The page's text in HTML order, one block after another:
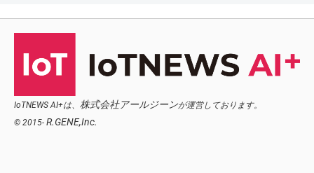
IoTNEWS AI+は、 株式会社アールジーンが運営しております。
© 2015- R.GENE,Inc.